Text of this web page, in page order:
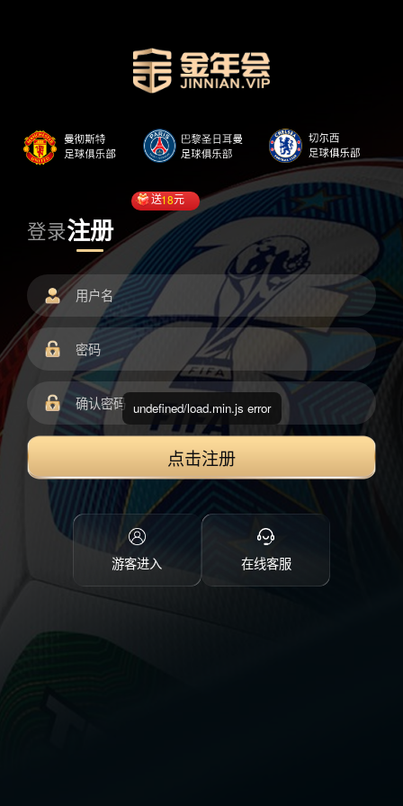
登录注册
送18元
点击注册
游客进入 在线客服
undefined/load.min.js error